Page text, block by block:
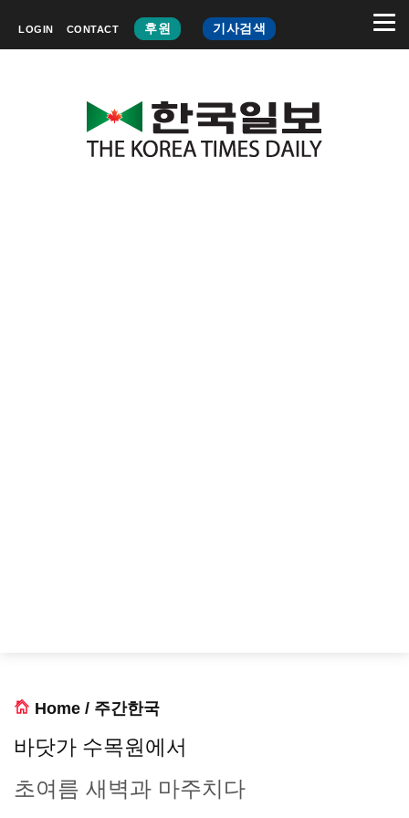
LOGIN CONTACT 후원 기사검색
Home / 주간한국
바닷가 수목원에서
초여름 새벽과 마주치다